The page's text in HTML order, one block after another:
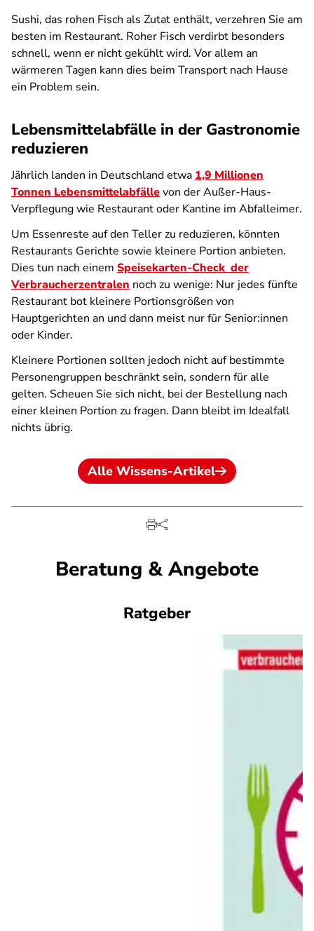
Sushi, das rohen Fisch als Zutat enthält, verzehren Sie am
besten im Restaurant. Roher Fisch verdirbt besonders
schnell, wenn er nicht gekühlt wird. Vor allem an
wärmeren Tagen kann dies beim Transport nach Hause
ein Problem sein.
Lebensmittelabfälle in der Gastronomie
reduzieren
Jährlich landen in Deutschland etwa 1,9 Millionen
Tonnen Lebensmittelabfällevon der Außer-Haus-
Verpflegung wie Restaurant oder Kantine im Abfalleimer.
Um Essenreste auf den Teller zu reduzieren, könnten
Restaurants Gerichte sowie kleinere Portion anbieten.
Dies tun nach einem Speisekarten-Check der
Verbraucherzentralen noch zu wenige: Nur jedes fünfte
Restaurant bot kleinere Portionsgrößen von
Hauptgerichten an und dann meist nur für Senior:innen
oder Kinder.
Kleinere Portionen sollten jedoch nicht auf bestimmte
Personengruppen beschränkt sein, sondern für alle
gelten. Scheuen Sie sich nicht, bei der Bestellung nach
einer kleinen Portion zu fragen. Dann bleibt im Idealfall
nichts übrig.
Alle Wissens-Artikel
Beratung & Angebote
Ratgeber